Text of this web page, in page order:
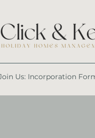
Us: Incorporation